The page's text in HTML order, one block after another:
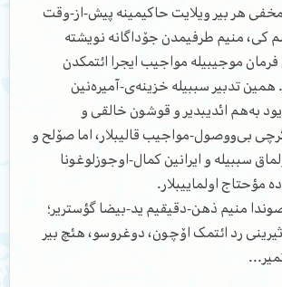
هر بیر ویلایت حاکیمینه پیش-از-وقت
کی، منیم طرفیمدن جۆداگانه نویشته
موجیبیله مواجیب ایجرا ائتمکدن
همین تدبیر سببیله خزینه‌ی-آمیره‌نین
به‌هم ائدیبدیر و قوشون خالقی و
بی‌ووصول-مواجیب قالیبلار، اما صۆلح و
سببیله و ایرانین کمال-اوجوزلوغونا
مؤحتاج اولماییبلار.
منیم ذهن-دقیقیم ید-بیضا گؤستریر؛
رد ائتمک اۆچون، دوغروسو، هئچ بیر